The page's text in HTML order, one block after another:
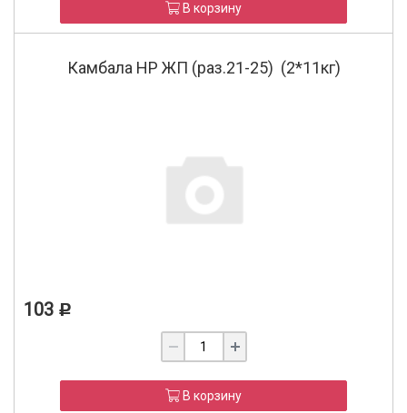
В корзину
Камбала НР ЖП (раз.21-25) (2*11кг)
103 Р
В корзину